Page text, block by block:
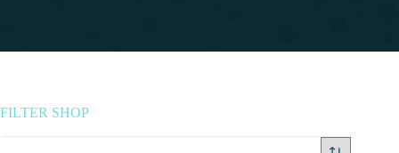
FILTER SHOP